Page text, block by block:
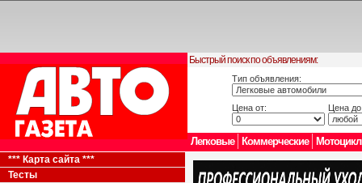
Быстрый поиск по объявлениям:
Тип объявления:
Цена от: Цена
Легковые Коммерческие
*** Карта сайта ***
Тесты